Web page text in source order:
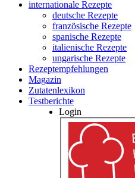
internationale Rezepte
deutsche Rezepte
französische Rezepte
spanische Rezepte
italienische Rezepte
ungarische Rezepte
Rezeptempfehlungen
Magazin
Zutatenlexikon
Testberichte
Login